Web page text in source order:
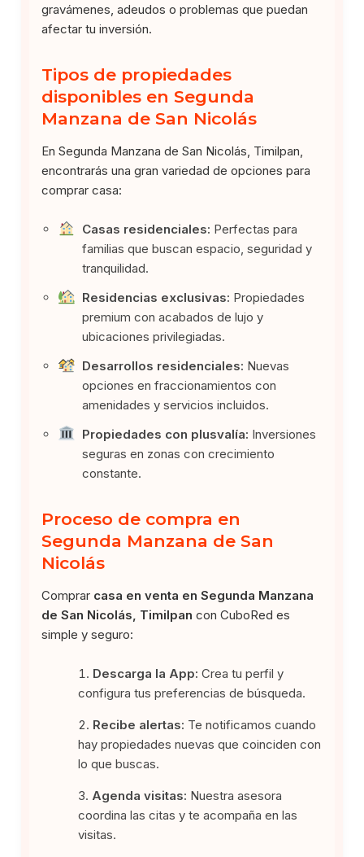
gravámenes, adeudos o problemas que puedan
afectar tu inversión.
Tipos de propiedades
disponibles en Segunda
Manzana de San Nicolás
En Segunda Manzana de San Nicolás, Timilpan,
encontrarás una gran variedad de opciones para
comprar casa:
Casas residenciales: Perfectas para
familias que buscan espacio, seguridad y
tranquilidad.
Residencias exclusivas: Propiedades
premium con acabados de lujo y
ubicaciones privilegiadas.
Desarrollos residenciales: Nuevas
opciones en fraccionamientos con
amenidades y servicios incluidos.
Propiedades con plusvalía: Inversiones
seguras en zonas con crecimiento
constante.
Proceso de compra en
Segunda Manzana de San
Nicolás
Comprar casa en venta en Segunda Manzana
de San Nicolás, Timilpan con CuboRed es
simple y seguro:
Descarga la App: Crea tu perfil y
configura tus preferencias de búsqueda.
Recibe alertas: Te notificamos cuando
hay propiedades nuevas que coinciden con
lo que buscas.
Agenda visitas: Nuestra asesora
coordina las citas y te acompaña en las
visitas.